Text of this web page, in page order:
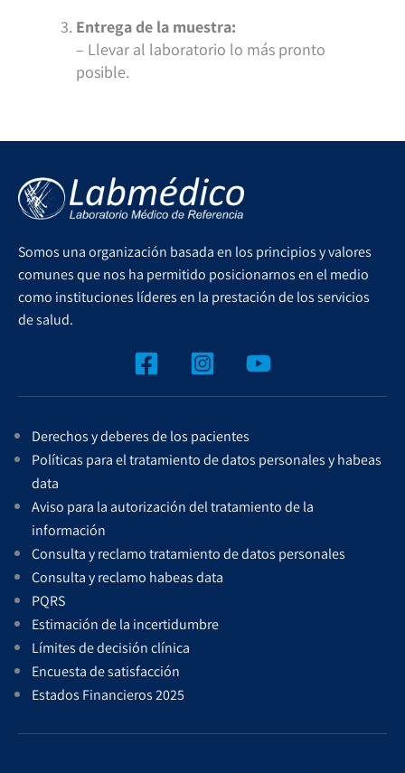
Entrega de la muestra:
– Llevar al laboratorio lo más pronto
posible.
Somos una organización basada en los principios y valores
comunes que nos ha permitido posicionarnos en el medio
como instituciones líderes en la prestación de los servicios
de salud.
Derechos y deberes de los pacientes
Políticas para el tratamiento de datos personales y habeas
data
Aviso para la autorización del tratamiento de la
información
Consulta y reclamo tratamiento de datos personales
Consulta y reclamo habeas data
PQRS
Estimación de la incertidumbre
Límites de decisión clínica
Encuesta de satisfacción
Estados Financieros 2025